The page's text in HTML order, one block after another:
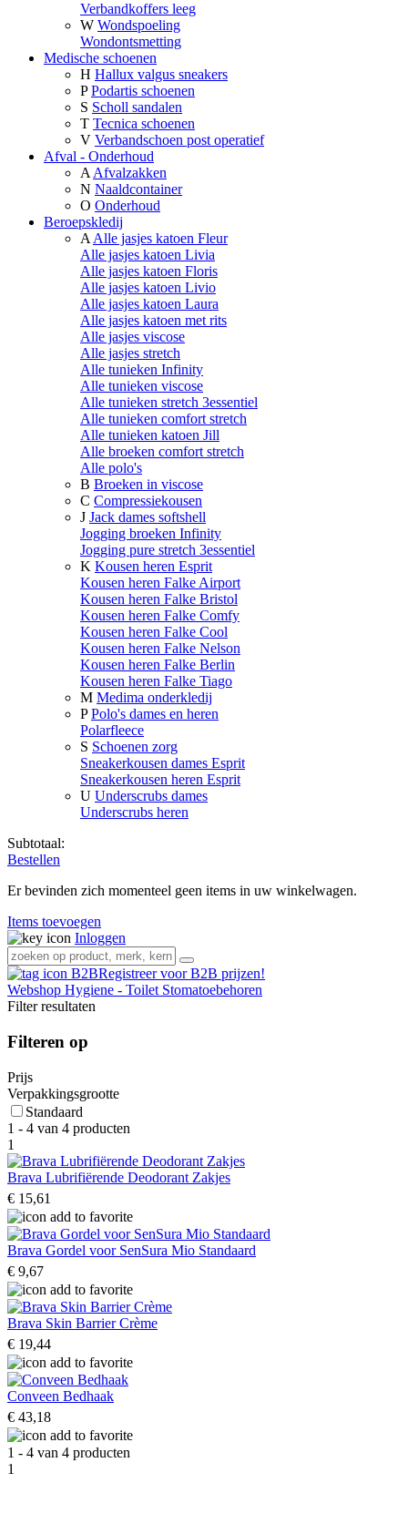
Verbandkoffers leeg
W Wondspoeling
Wondontsmetting
Medische schoenen
H Hallux valgus sneakers
P Podartis schoenen
S Scholl sandalen
T Tecnica schoenen
V Verbandschoen post operatief
Afval - Onderhoud
A Afvalzakken
N Naaldcontainer
O Onderhoud
Beroepskledij
A Alle jasjes katoen Fleur
Alle jasjes katoen Livia
Alle jasjes katoen Floris
Alle jasjes katoen Livio
Alle jasjes katoen Laura
Alle jasjes katoen met rits
Alle jasjes viscose
Alle jasjes stretch
Alle tunieken Infinity
Alle tunieken viscose
Alle tunieken stretch 3essentiel
Alle tunieken comfort stretch
Alle tunieken katoen Jill
Alle broeken comfort stretch
Alle polo's
B Broeken in viscose
C Compressiekousen
J Jack dames softshell
Jogging broeken Infinity
Jogging pure stretch 3essentiel
K Kousen heren Esprit
Kousen heren Falke Airport
Kousen heren Falke Bristol
Kousen heren Falke Comfy
Kousen heren Falke Cool
Kousen heren Falke Nelson
Kousen heren Falke Berlin
Kousen heren Falke Tiago
M Medima onderkledij
P Polo's dames en heren
Polarfleece
S Schoenen zorg
Sneakerkousen dames Esprit
Sneakerkousen heren Esprit
U Underscrubs dames
Underscrubs heren
Subtotaal:
Bestellen
Er bevinden zich momenteel geen items in uw winkelwagen.
Items toevoegen
Inloggen
Registreer voor B2B prijzen!
Webshop Hygiene - Toilet Stomatoebehoren
Filter resultaten
Filteren op
Prijs
Verpakkingsgrootte
Standaard
1 - 4 van 4 producten
1
Brava Lubrifiërende Deodorant Zakjes
€ 15,61
Brava Gordel voor SenSura Mio Standaard
€ 9,67
Brava Skin Barrier Crème
€ 19,44
Conveen Bedhaak
€ 43,18
1 - 4 van 4 producten
1